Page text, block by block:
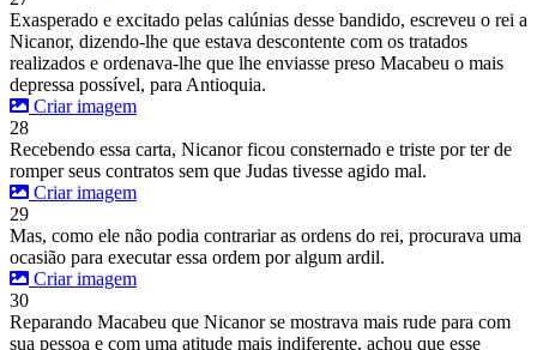
Exasperado e excitado pelas calúnias desse bandido, escreveu o rei a
Nicanor, dizendo-lhe que estava descontente com os tratados
realizados e ordenava-lhe que lhe enviasse preso Macabeu o mais
depressa possível, para Antioquia.
Criar imagem
28
Recebendo essa carta, Nicanor ficou consternado e triste por ter de
romper seus contratos sem que Judas tivesse agido mal.
Criar imagem
29
Mas, como ele não podia contrariar as ordens do rei, procurava uma
ocasião para executar essa ordem por algum ardil.
Criar imagem
30
Reparando Macabeu que Nicanor se mostrava mais rude para com
sua pessoa e com uma atitude mais indiferente, achou que esse